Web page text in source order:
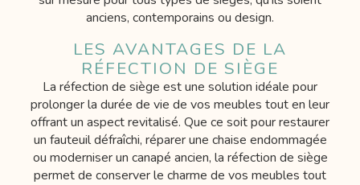
anciens, contemporains ou design.
LES AVANTAGES DE LA
RÉFECTION DE SIÈGE
La réfection de siège est une solution idéale pour
prolonger la durée de vie de vos meubles tout en leur
offrant un aspect revitalisé. Que ce soit pour restaurer
un fauteuil défraîchi, réparer une chaise endommagée
ou moderniser un canapé ancien, la réfection de siège
permet de conserver le charme de vos meubles tout